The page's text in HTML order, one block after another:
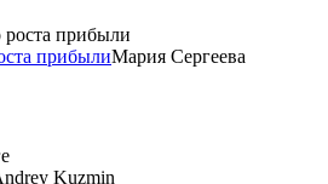
прибылиМария Сергеева
Kuzmin